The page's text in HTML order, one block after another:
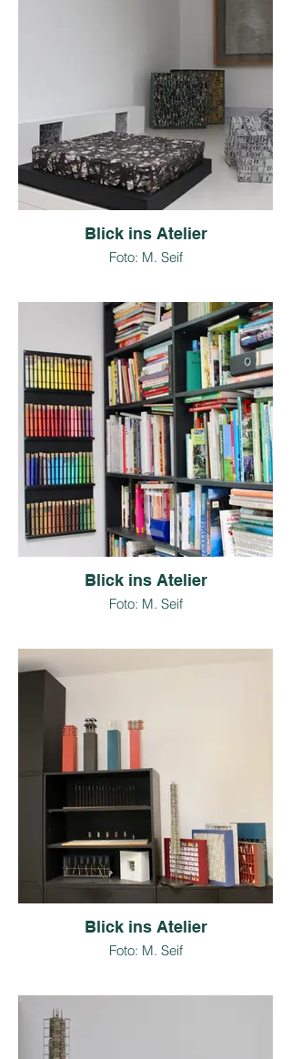
Blick ins Atelier
Foto: M. Seif
Blick ins Atelier
Foto: M. Seif
Blick ins Atelier
Foto: M. Seif